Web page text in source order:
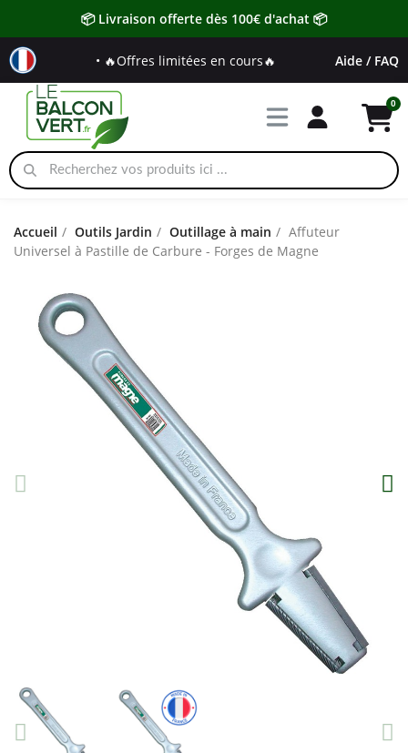
📦 Livraison offerte dès 100€ d'achat 📦
• 🔥Offres limitées en cours🔥 Aide / FAQ
Accueil Outils Jardin Outillage à main
Affuteur
Universel à Pastille de Carbure - Forges de Magne